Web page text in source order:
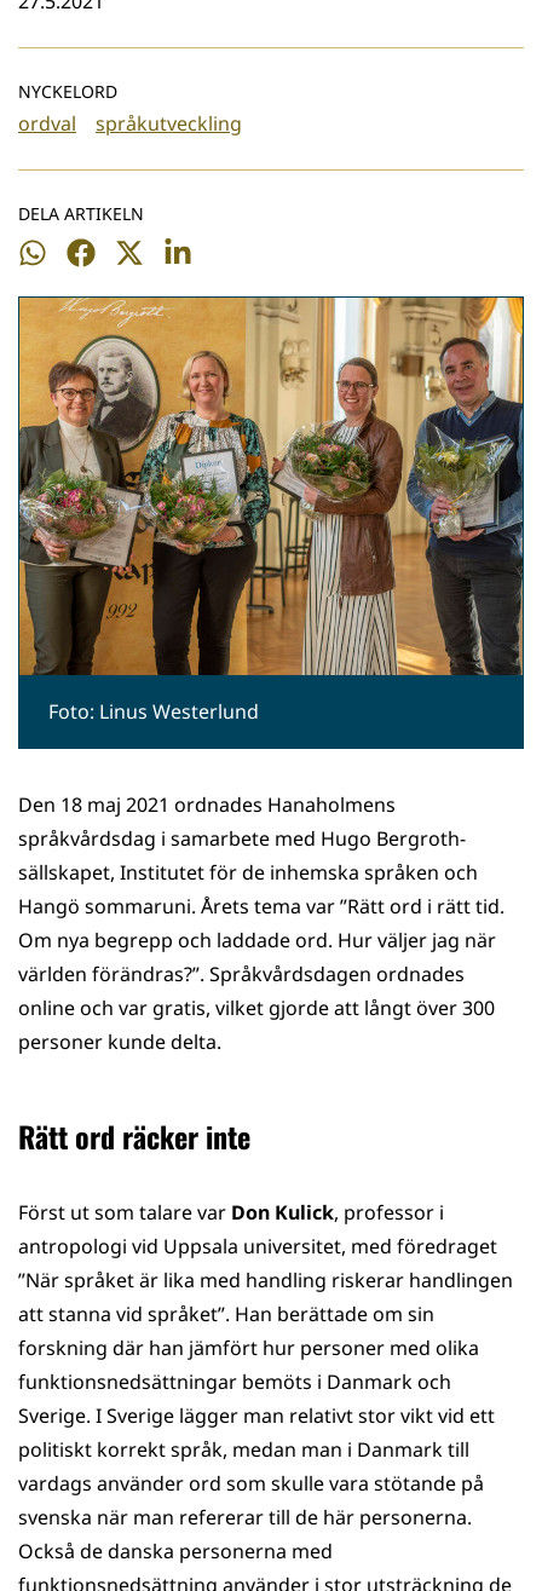
NYCKELORD
ordval språkutveckling
DELA ARTIKELN
Dela
WhatsApp
Dela
Facebook
Dela
Twitter
Dela
LinkedIn
Foto: Linus Westerlund
Den 18 maj 2021 ordnades Hanaholmens
språkvårdsdag i samarbete med Hugo Bergroth-
sällskapet, Institutet för de inhemska språken och
Hangö sommaruni. Årets tema var ”Rätt ord i rätt tid.
Om nya begrepp och laddade ord. Hur väljer jag när
världen förändras?”. Språkvårdsdagen ordnades
online och var gratis, vilket gjorde att långt över 300
personer kunde delta.
Rätt ord räcker inte
Först ut som talare var Don Kulick, professor i
antropologi vid Uppsala universitet, med föredraget
”När språket är lika med handling riskerar handlingen
att stanna vid språket”. Han berättade om sin
forskning där han jämfört hur personer med olika
funktionsnedsättningar bemöts i Danmark och
Sverige. I Sverige lägger man relativt stor vikt vid ett
politiskt korrekt språk, medan man i Danmark till
vardags använder ord som skulle vara stötande på
svenska när man refererar till de här personerna.
Också de danska personerna med
funktionsnedsättning använder i stor utsträckning de